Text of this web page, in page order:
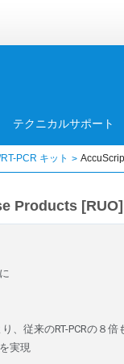
テクニカルサポート
PCR キット
Products [RUO]
、従来のRT-PCRの８倍
実現